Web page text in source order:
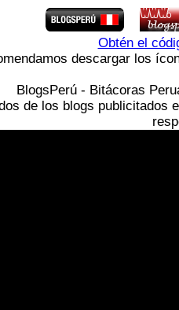
Obtén el
descargar los
BlogsPerú - Bitácoras
de los blogs publicitados